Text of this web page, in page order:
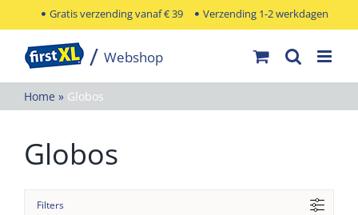
naar
inhoud
Gratis verzending vanaf € 39 Verzending 1-2 werkdagen
Home » Globos
Globos
Filters